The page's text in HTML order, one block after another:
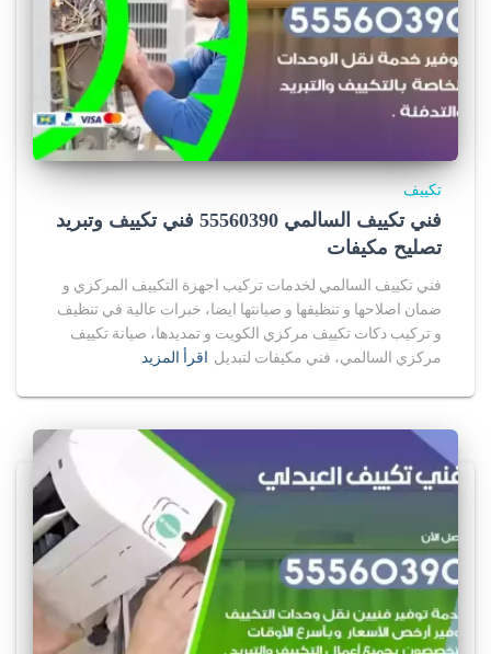
تكييف
فني تكييف السالمي 55560390 فني تكييف وتبريد
تصليح مكيفات
فني تكييف السالمي لخدمات تركيب اجهزة التكييف المركزي و
ضمان اصلاحها و تنظيفها و صيانتها ايضا، خبرات عالية في تنظيف
و تركيب دكات تكييف مركزي الكويت و تمديدها، صيانة تكييف
مركزي السالمي، فني مكيفات لتبديل اقرأ المزيد